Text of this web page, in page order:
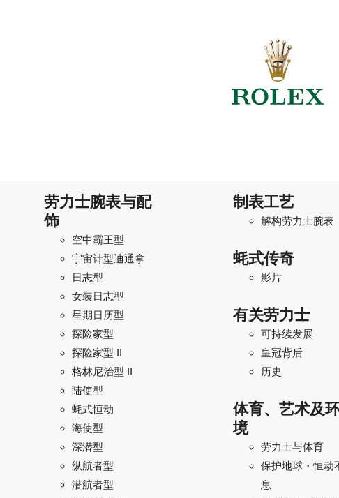
劳力士腕表与配
饰
空中霸王型
宇宙计型迪通拿
日志型
女装日志型
星期日历型
探险家型
探险家型 II
格林尼治型 II
陆使型
蚝式恒动
海使型
深潜型
纵航者型
潜航者型
制表工艺
解构劳力士腕表
蚝式传奇
影片
有关劳力士
可持续发展
皇冠背后
历史
体育、艺术及
境
劳力士与体育
保护地球・恒动
息